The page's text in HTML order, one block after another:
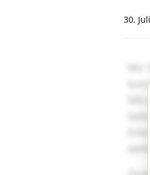
30.